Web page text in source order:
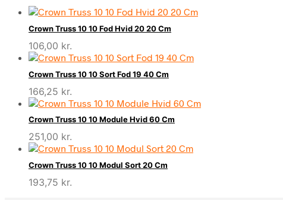
Crown Truss 10 10 Fod Hvid 20 20 Cm
106,00 kr.
Crown Truss 10 10 Sort Fod 19 40 Cm
166,25 kr.
Crown Truss 10 10 Module Hvid 60 Cm
251,00 kr.
Crown Truss 10 10 Modul Sort 20 Cm
193,75 kr.